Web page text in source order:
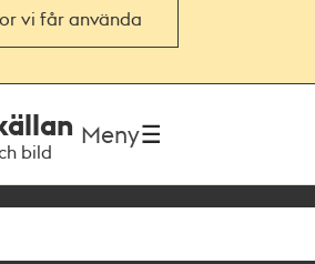
vi får använda
bild
Meny